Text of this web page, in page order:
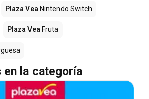
Plaza Vea Nintendo Switch
Plaza Vea Fruta
la categoría